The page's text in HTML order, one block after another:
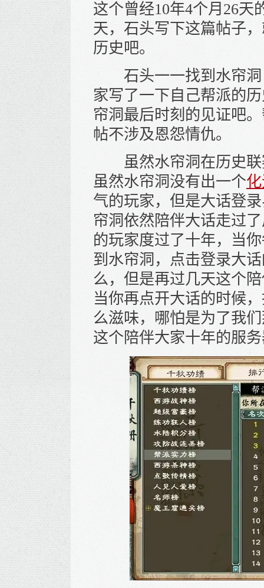
这个曾经10年4个月26天
天，石头写下这篇帖子
历史吧。
石头一一找到水帘洞
家写了一下自己帮派的
帘洞最后时刻的见证吧
帖不涉及恩怨情仇。
虽然水帘洞在历史联
虽然水帘洞没有出一个
气的玩家，但是大话登
帘洞依然陪伴大话走过
的玩家度过了十年，当
到水帘洞，点击登录大
么，但是再过几天这个
当你再点开大话的时候
么滋味，哪怕是为了我
这个陪伴大家十年的服